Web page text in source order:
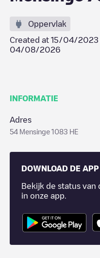
Oppervlak
Created at 15/04/2023
04/08/2026
INFORMATIE
Adres
54 Mensinge 1083 HE
DOWNLOAD DE APP
Bekijk de status van
in onze app.